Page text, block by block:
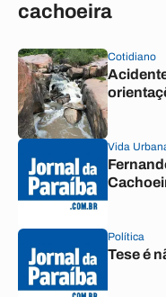
cachoeira
Cotidiano
Vida
Política
Tese é